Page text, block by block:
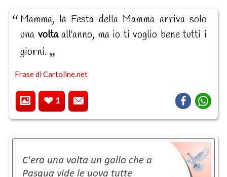
Mamma, la Festa della Mamma arriva solo
una voltaall'anno, ma io ti voglio bene tutti i
giorni.
Frase di Cartoline.net
1